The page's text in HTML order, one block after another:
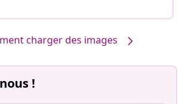
charger des images
!